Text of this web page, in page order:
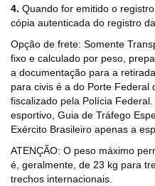
4. Quando for emitido o
cópia autenticada do registro
Opção de frete: Somente
fixo e calculado por peso,
a documentação para a
para civis é a do Porte Federal
fiscalizado pela Polícia
esportivo, Guia de Tráfego
Exército Brasileiro apenas a
ATENÇÃO: O peso máximo
é, geralmente, de 23 kg para
trechos internacionais.